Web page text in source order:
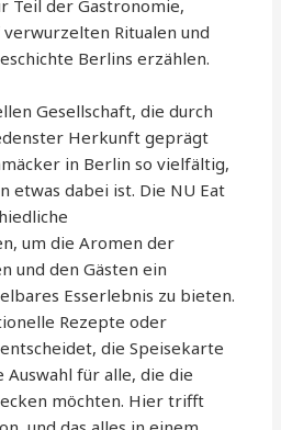
Teil der Gastronomie,
Ritualen und
Berlins erzählen.
Gesellschaft, die durch
Herkunft geprägt
in Berlin so vielfältig,
etwas dabei ist. Die NU Eat
um die Aromen der
und den Gästen ein
Esserlebnis zu bieten.
Rezepte oder
die Speisekarte
für alle, die die
möchten. Hier trifft